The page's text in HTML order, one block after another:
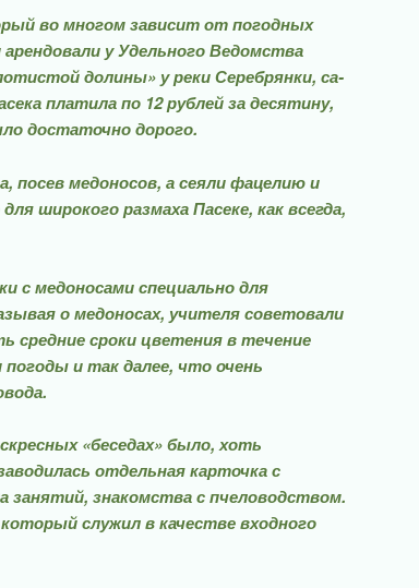
во многом зависит от погодных
у Удельного Ведомства
долины» у реки Серебрянки, са­
платила по 12 рублей за десятину,
достаточно до­рого.
посев медоносов, а сея­ли фацелию и
широкого размаха Пасеке, как всегда,
с медоносами специально для
о медоносах, учите­ля советовали
средние сроки цветения в течение
и так далее, что очень
«беседах» было, хоть
отдельная карточка с
занятий, знакомства с пче­ловодством.
служил в качестве входного